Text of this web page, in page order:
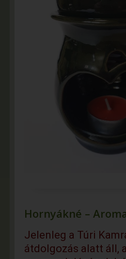
Hornyákné –
Jelenleg a Túri
átdolgozás alatt áll,